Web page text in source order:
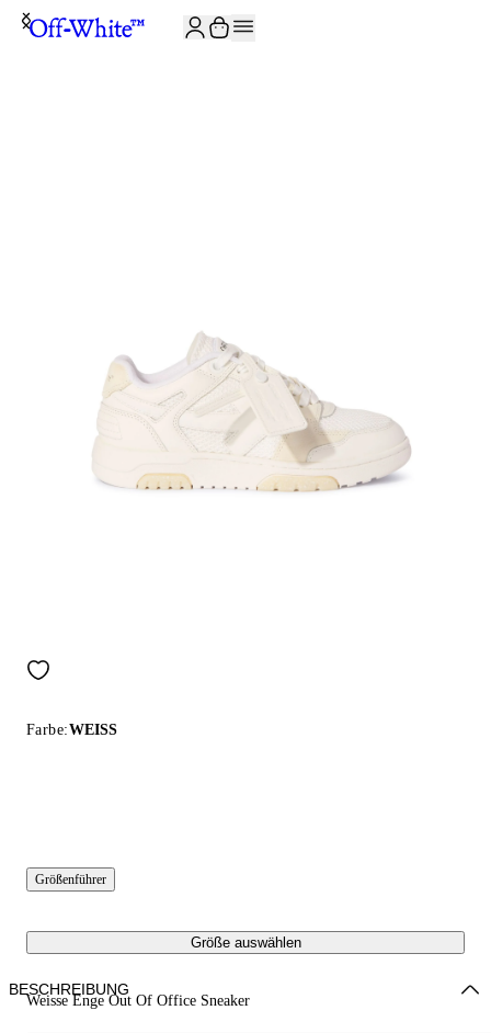
Farbe:WEISS
Größenführer
Größe auswählen
Weisse Enge Out Of Office Sneaker
BESCHREIBUNG